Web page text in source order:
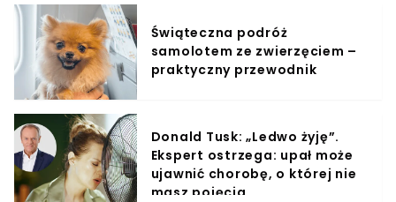
Świąteczna podróż
samolotem ze zwierzęciem –
praktyczny przewodnik
Donald Tusk: „Ledwo żyję”.
Ekspert ostrzega: upał może
ujawnić chorobę, o której nie
masz pojęcia